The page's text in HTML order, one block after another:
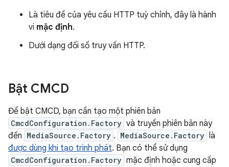
Là tiêu đề của yêu cầu HTTP tuỳ chỉnh, đây là hành
vi mặc định.
Dưới dạng đối số truy vấn HTTP.
Bật CMCD
Để bật CMCD, bạn cần tạo một phiên bản
CmcdConfiguration.Factory và truyền phiên bản này
đến MediaSource.Factory . MediaSource.Factory là
được dùng khi tạo trình phát. Bạn có thể sử dụng
CmcdConfiguration.Factory mặc định hoặc cung cấp